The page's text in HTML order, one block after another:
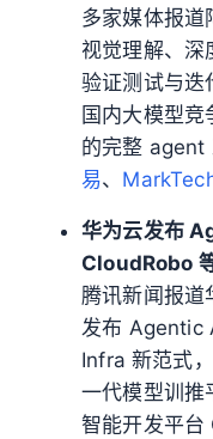
多家媒体报
视觉理解、深
验证测试与迭
国内大模型竞
的完整 agent
易、
华为云发布
CloudRobo
腾讯新闻报道
发布 Agentic
Infra 新范式
一代模型训推
智能开发平台